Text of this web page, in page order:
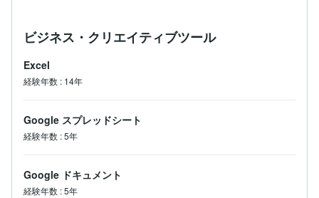
ビジネス・クリエイティブツール
Excel
経験年数 : 14年
Google スプレッドシート
経験年数 :5年
Google ドキュメント
経験年数 :5年